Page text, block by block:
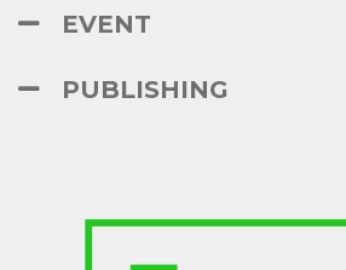
EVENT
PUBLISHING